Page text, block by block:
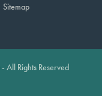
Sitemap
All Rights Reserved